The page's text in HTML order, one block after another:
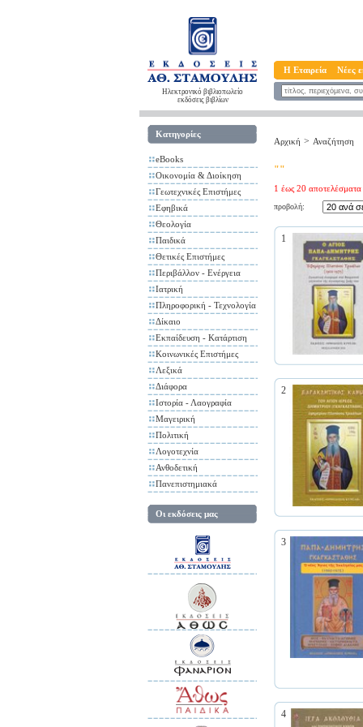
Ηλεκτρονικό βιβλιοπωλείο
εκδόσεις βιβλίων
Η Εταιρεία Νέες
Κατηγορίες
eBooks
Οικονομία & Διοίκηση
Γεωτεχνικές Επιστήμες
Εφηβικά
Θεολογία
Παιδικά
Θετικές Επιστήμες
Περιβάλλον - Ενέργεια
Ιατρική
Πληροφορική - Τεχνολογία
Δίκαιο
Εκπαίδευση - Κατάρτιση
Κοινωνικές Επιστήμες
Λεξικά
Διάφορα
Ιστορία - Λαογραφία
Μαγειρική
Πολιτική
Λογοτεχνία
Ανθοδετική
Πανεπιστημιακά
Οι εκδόσεις μας
Αρχική > Αναζήτηση
""
1 έως 20
προβολή:
1
2
3
4